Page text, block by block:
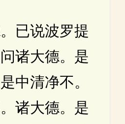
说波罗提
诸大德。是
中清净不。
诸大德。是